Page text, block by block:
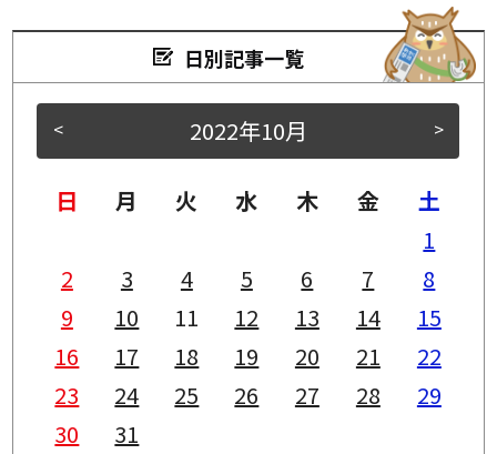
日別記事一覧
< >
2022年10月
日 月 火 水 木 金
土
1
2
3 4 5 6 7
8
9
10 11 12 13 14
15
16
17 18 19 20 21
22
23
24 25 26 27 28
29
30
31